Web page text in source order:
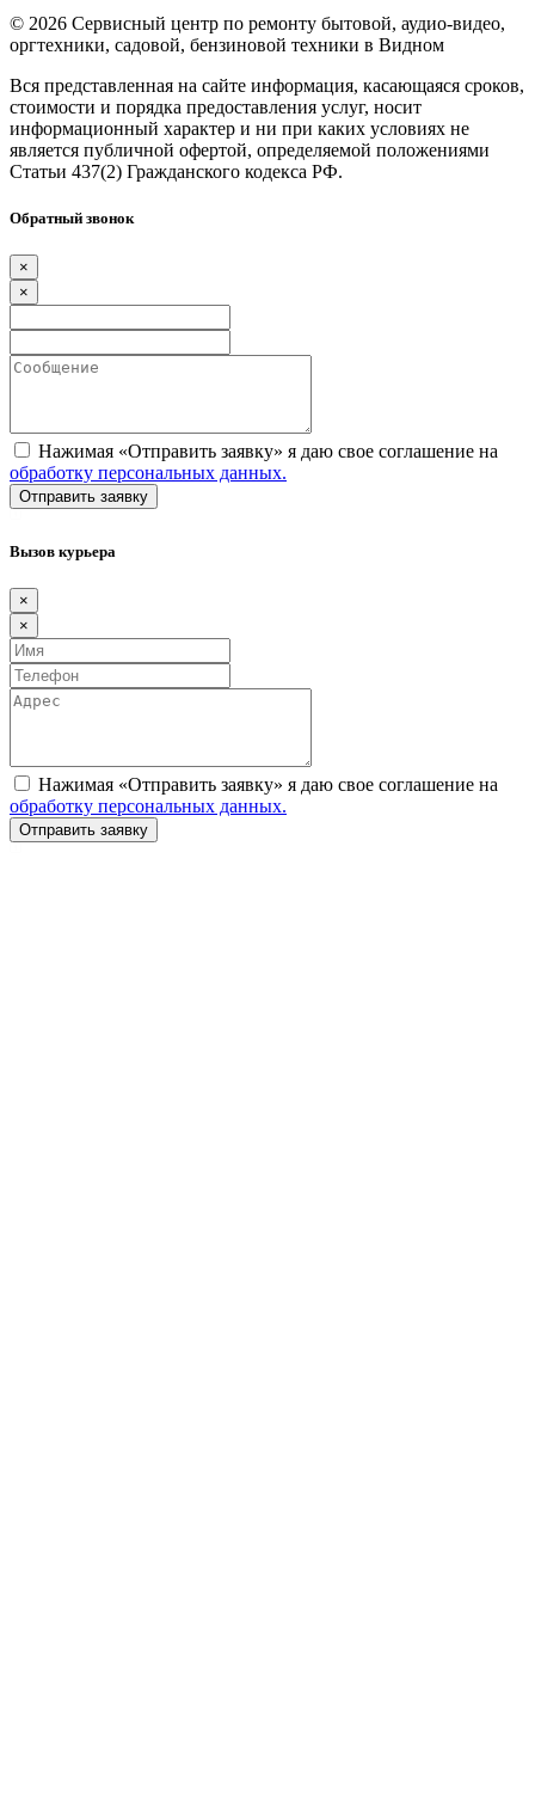
© 2026 Сервисный центр по ремонту бытовой, аудио-видео,
оргтехники, садовой, бензиновой техники в Видном
Вся представленная на сайте информация, касающаяся сроков,
стоимости и порядка предоставления услуг, носит
информационный характер и ни при каких условиях не
является публичной офертой, определяемой положениями
Статьи 437(2) Гражданского кодекса РФ.
Обратный звонок
×
×
Нажимая «Отправить заявку» я даю свое соглашение на
обработку персональных данных.
Вызов курьера
×
×
Нажимая «Отправить заявку» я даю свое соглашение на
обработку персональных данных.